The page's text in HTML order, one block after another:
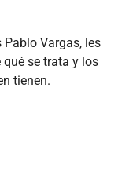
Vargas, les
qué se trata y los
tienen.